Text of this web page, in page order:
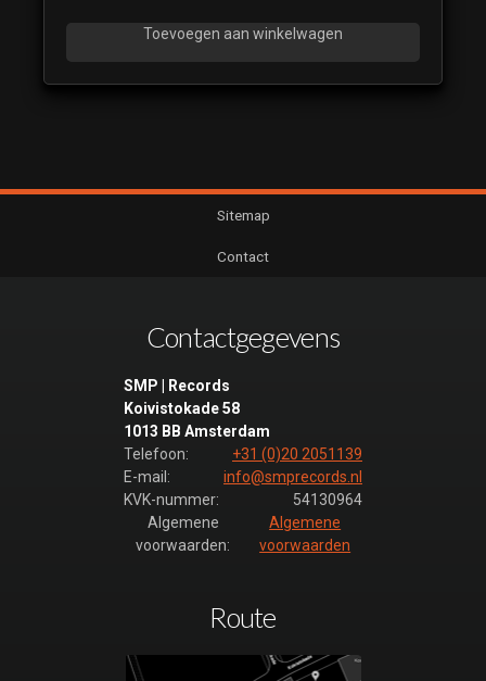
Toevoegen aan winkelwagen
Sitemap
Contact
Contactgegevens
SMP | Records
Koivistokade 58
1013 BB Amsterdam
Telefoon:
+31 (0)20 2051139
E-mail:
info@smprecords.nl
KVK-nummer:
54130964
Algemene
voorwaarden:
Algemene
voorwaarden
Route